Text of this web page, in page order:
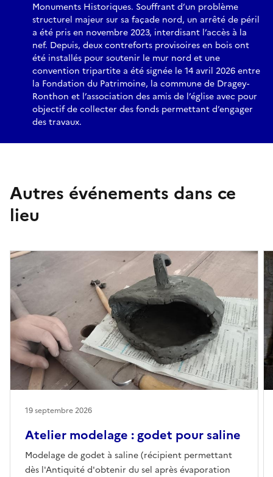
Monuments Historiques. Souffrant d’un problème
structurel majeur sur sa façade nord, un arrêté de péril
a été pris en novembre 2023, interdisant l’accès à la
nef. Depuis, deux contreforts provisoires en bois ont
été installés pour soutenir le mur nord et une
convention tripartite a été signée le 14 avril 2026 entre
la Fondation du Patrimoine, la commune de Dragey-
Ronthon et l’association des amis de l’église avec pour
objectif de collecter des fonds permettant d’engager
des travaux.
Autres événements dans ce
lieu
Atelier modelage : godet pour saline
Modelage de godet à saline (récipient permettant
dès l'Antiquité d'obtenir du sel après évaporation
19 septembre 2026